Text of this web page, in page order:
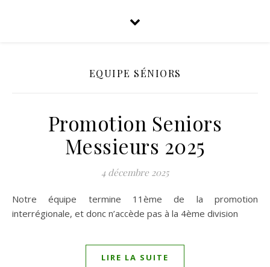
EQUIPE SÉNIORS
Promotion Seniors
Messieurs 2025
4 décembre 2025
Notre équipe termine 11ème de la promotion
interrégionale, et donc n’accède pas à la 4ème division
LIRE LA SUITE